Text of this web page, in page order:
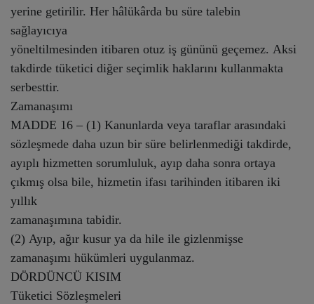
yerine getirilir. Her hâlükârda bu süre talebin
sağlayıcıya
yöneltilmesinden itibaren otuz iş gününü geçemez. Aksi
takdirde tüketici diğer seçimlik haklarını kullanmakta
serbesttir.
Zamanaşımı
MADDE 16 – (1) Kanunlarda veya taraflar arasındaki
sözleşmede daha uzun bir süre belirlenmediği takdirde,
ayıplı hizmetten sorumluluk, ayıp daha sonra ortaya
çıkmış olsa bile, hizmetin ifası tarihinden itibaren iki
yıllık
zamanaşımına tabidir.
(2) Ayıp, ağır kusur ya da hile ile gizlenmişse
zamanaşımı hükümleri uygulanmaz.
DÖRDÜNCÜ KISIM
Tüketici Sözleşmeleri